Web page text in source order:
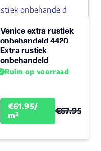
Venice extra rustiek
onbehandeld 4420
Extra rustiek
onbehandeld
Ruim op voorraad
€61.95/
m²
€67.95